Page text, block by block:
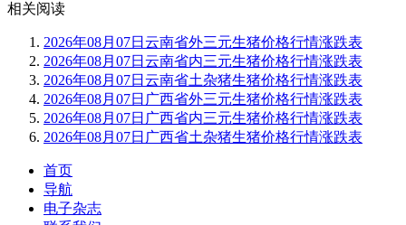
相关阅读
2026年08月07日云南省外三元生猪价格行情涨跌表
2026年08月07日云南省内三元生猪价格行情涨跌表
2026年08月07日云南省土杂猪生猪价格行情涨跌表
2026年08月07日广西省外三元生猪价格行情涨跌表
2026年08月07日广西省内三元生猪价格行情涨跌表
2026年08月07日广西省土杂猪生猪价格行情涨跌表
首页
导航
电子杂志